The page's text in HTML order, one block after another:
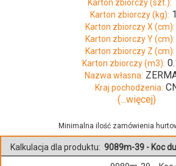
Karton zbiorczy (szt.):
Karton zbiorczy (kg):
Karton zbiorczy X (cm):
Karton zbiorczy Y (cm):
Karton zbiorczy Z (cm):
Karton zbiorczy (m3):
Nazwa własna:
Kraj pochodzenia:
(...więcej)
Minimalna ilość zamówienia
Kalkulacja dla produktu: 9089m-39 - Koc